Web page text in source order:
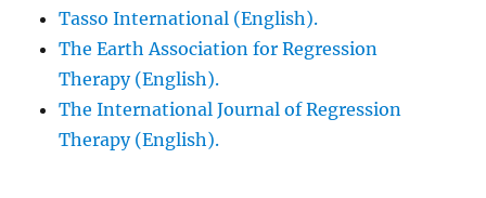
Tasso International (English).
The Earth Association for Regression
Therapy (English).
The International Journal of Regression
Therapy (English).